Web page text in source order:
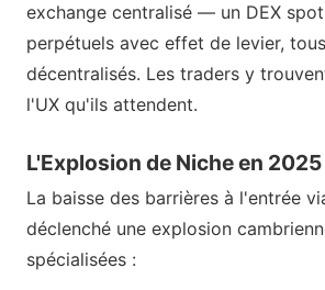
exchange centralisé — un DEX
perpétuels avec effet de levier,
décentralisés. Les traders y
l'UX qu'ils attendent.
L'Explosion de Niche en 2025
La baisse des barrières à l'entrée
déclenché une explosion
spécialisées :